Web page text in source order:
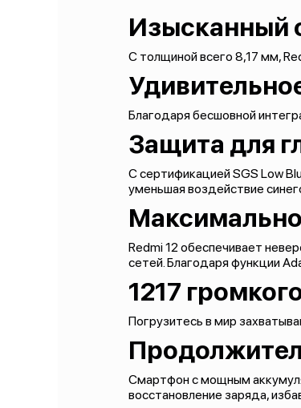
Изысканный
С толщиной всего 8,17 мм,
Благодаря бесшовной
Защита для
С сертификацией SGS Low
уменьшая воздействие
Redmi 12 обеспечивает
сетей. Благодаря функции
1217
Погрузитесь в мир
Смартфон с мощным
восстановление заряда,